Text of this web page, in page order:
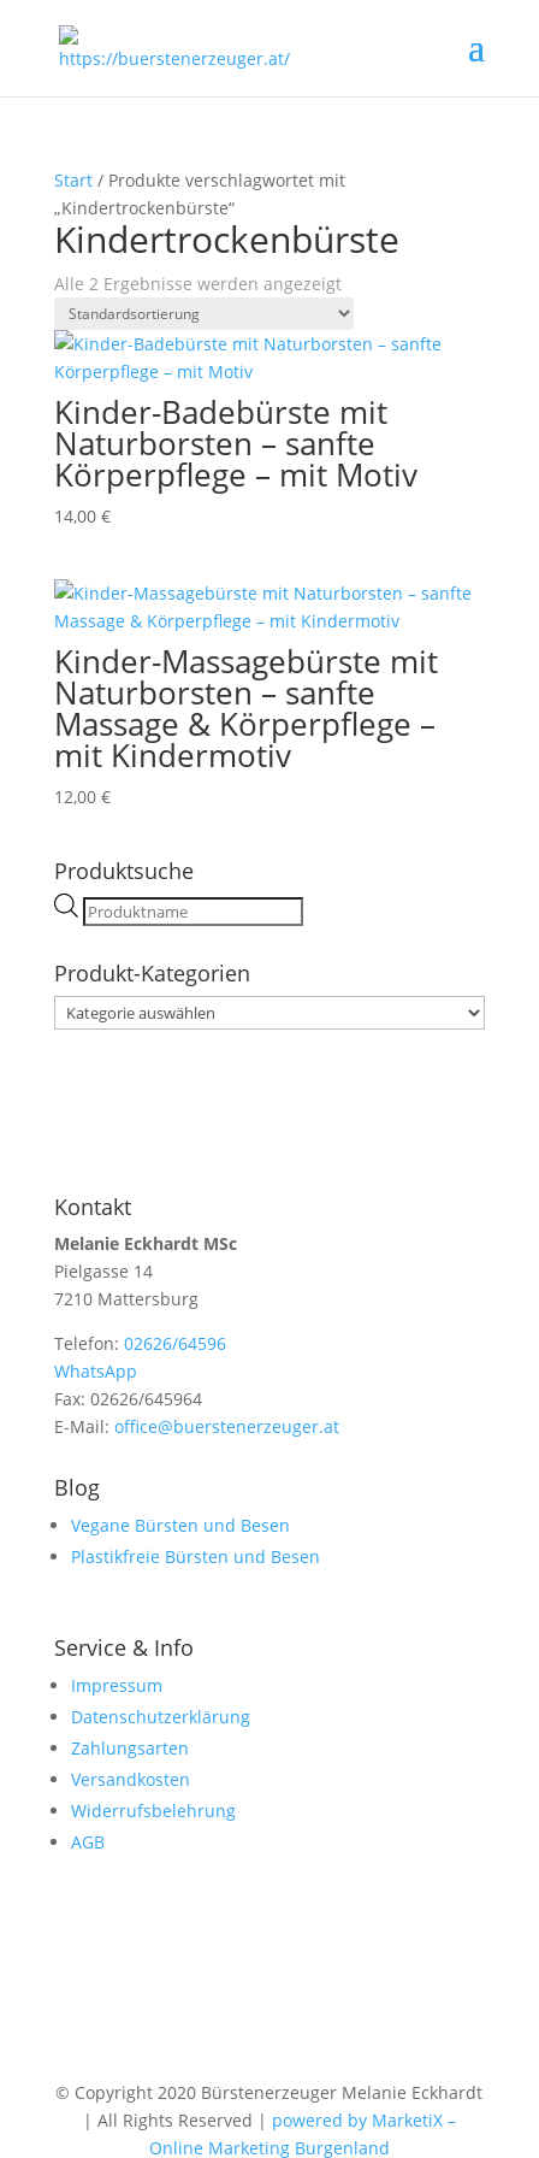
Start/ Produkte verschlagwortet mit
„Kindertrockenbürste“
Kindertrockenbürste
Alle 2 Ergebnisse werden angezeigt
Kinder-Badebürste mit
Naturborsten – sanfte
Körperpflege – mit Motiv
14,00 €
Kinder-Massagebürste mit
Naturborsten – sanfte
Massage & Körperpflege –
mit Kindermotiv
12,00 €
Produktsuche
Products
Produkt-Kategorien
Kontakt
Melanie Eckhardt MSc
Pielgasse 14
7210 Mattersburg
Telefon: 02626/64596
WhatsApp
Fax: 02626/645964
E-Mail: office@buerstenerzeuger.at
Blog
Vegane Bürsten und Besen
Plastikfreie Bürsten und Besen
Service & Info
Impressum
Datenschutzerklärung
Zahlungsarten
Versandkosten
Widerrufsbelehrung
AGB
© Copyright 2020 Bürstenerzeuger Melanie Eckhardt
| All Rights Reserved | powered by MarketiX –
Online Marketing Burgenland